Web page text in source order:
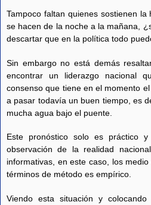
Tampoco faltan quienes sostienen
se hacen de la noche a la mañana,
descartar que en la política todo
Sin embargo no está demás
encontrar un liderazgo nacional
consenso que tiene en el momento
a pasar todavía un buen tiempo, es
mucha agua bajo el puente.
Este pronóstico solo es práctico
observación de la realidad
informativas, en este caso, los
términos de método es empírico.
Viendo esta situación y